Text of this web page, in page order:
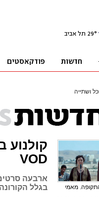
ושתייה
קולנוע
VOD
ארבעה
בגלל
מאמי